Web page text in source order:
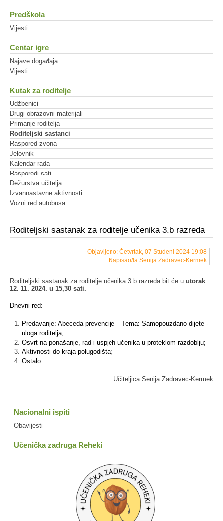
Predškola
Vijesti
Centar igre
Najave događaja
Vijesti
Kutak za roditelje
Udžbenici
Drugi obrazovni materijali
Primanje roditelja
Roditeljski sastanci
Raspored zvona
Jelovnik
Kalendar rada
Rasporedi sati
Dežurstva učitelja
Izvannastavne aktivnosti
Vozni red autobusa
Roditeljski sastanak za roditelje učenika 3.b razreda
Objavljeno: Četvrtak, 07 Studeni 2024 19:08
Napisao/la Senija Zadravec-Kermek
Roditeljski sastanak za roditelje učenika 3.b razreda bit će u utorak
12. 11. 2024. u 15,30 sati.
Dnevni red:
Predavanje: Abeceda prevencije – Tema: Samopouzdano dijete -
uloga roditelja;
Osvrt na ponašanje, rad i uspjeh učenika u proteklom razdoblju;
Aktivnosti do kraja polugodišta;
Ostalo.
Učiteljica Senija Zadravec-Kermek
Nacionalni ispiti
Obavijesti
Učenička zadruga Reheki